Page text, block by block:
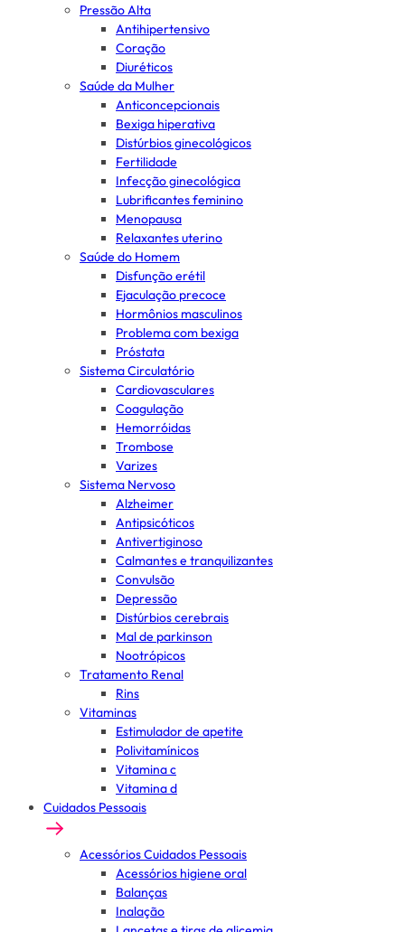
Pressão Alta
Antihipertensivo
Coração
Diuréticos
Saúde da Mulher
Anticoncepcionais
Bexiga hiperativa
Distúrbios ginecológicos
Fertilidade
Infecção ginecológica
Lubrificantes feminino
Menopausa
Relaxantes uterino
Saúde do Homem
Disfunção erétil
Ejaculação precoce
Hormônios masculinos
Problema com bexiga
Próstata
Sistema Circulatório
Cardiovasculares
Coagulação
Hemorróidas
Trombose
Varizes
Sistema Nervoso
Alzheimer
Antipsicóticos
Antivertiginoso
Calmantes e tranquilizantes
Convulsão
Depressão
Distúrbios cerebrais
Mal de parkinson
Nootrópicos
Tratamento Renal
Rins
Vitaminas
Estimulador de apetite
Polivitamínicos
Vitamina c
Vitamina d
Cuidados Pessoais
Acessórios Cuidados Pessoais
Acessórios higiene oral
Balanças
Inalação